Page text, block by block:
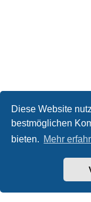
Diese Website
bestmöglichen
bieten. Mehr